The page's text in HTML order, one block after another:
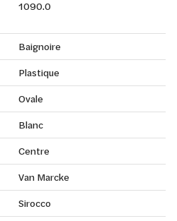
1090.0
Baignoire
Plastique
Ovale
Blanc
Centre
Van Marcke
Sirocco